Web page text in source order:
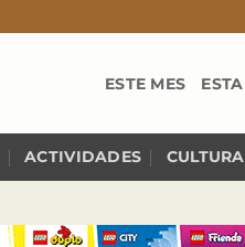
ESTE MES
ACTIVIDADES CULTURA